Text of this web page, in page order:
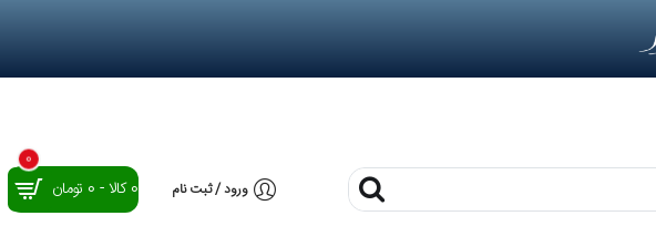
ورود / ثبت نام 0 کالا - 0 تومان
0